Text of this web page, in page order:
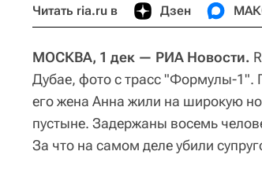
Читать ria.ru в Дзен
МОСКВА, 1 дек — РИА Новости.
Дубае, фото с трасс "Формулы-1".
его жена Анна жили на широкую
пустыне. Задержаны восемь
За что на самом деле убили